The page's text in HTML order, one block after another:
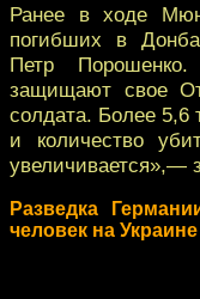
Ранее в ходе
погибших в
Петр Порошенко.
защищают свое
солдата. Более
и количество
увеличивается»,—
Разведка
человек на Украине